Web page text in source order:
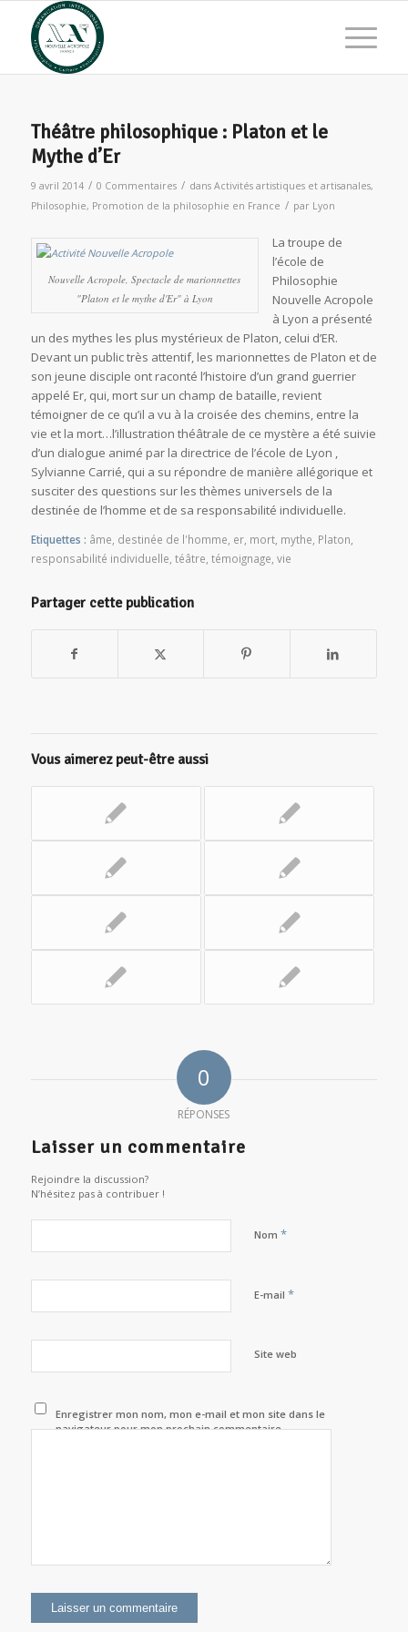
Théâtre philosophique : Platon et le
Mythe d’Er
9 avril 2014 / 0 Commentaires / dans Activités artistiques et artisanales,
Philosophie, Promotion de la philosophie en France / par Lyon
Nouvelle Acropole, Spectacle de marionnettes
"Platon et le mythe d'Er" à Lyon
La troupe de
l’école de
Philosophie
Nouvelle Acropole
à Lyon a présenté
un des mythes les plus mystérieux de Platon, celui d’ER.
Devant un public très attentif, les marionnettes de Platon et de
son jeune disciple ont raconté l’histoire d’un grand guerrier
appelé Er, qui, mort sur un champ de bataille, revient
témoigner de ce qu’il a vu à la croisée des chemins, entre la
vie et la mort…l’illustration théâtrale de ce mystère a été suivie
d’un dialogue animé par la directrice de l’école de Lyon ,
Sylvianne Carrié, qui a su répondre de manière allégorique et
susciter des questions sur les thèmes universels de la
destinée de l’homme et de sa responsabilité individuelle.
Etiquettes : âme destinée de l'homme er, mort, mythe Platon
responsabilité individuelle téâtre témoignage vie
Partager cette publication
Vous aimerez peut-être aussi
0
RÉPONSES
Laisser un commentaire
Rejoindre la discussion?
N’hésitez pas à contribuer !
Nom *
E-mail *
Site web
Enregistrer mon nom, mon e-mail et mon site dans le
navigateur pour mon prochain commentaire.